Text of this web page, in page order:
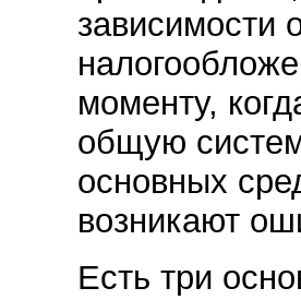
зависимости
моменту,
общую
основных
возникают
Есть три